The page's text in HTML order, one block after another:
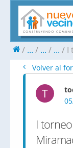
... ... ... I
Volver al
T
I